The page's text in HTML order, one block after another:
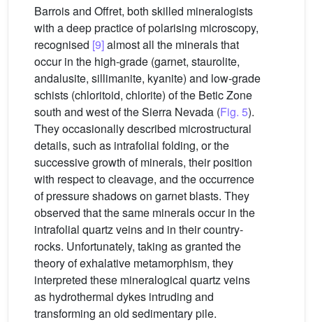
Barrois and Offret, both skilled mineralogists
with a deep practice of polarising microscopy,
recognised [9]almost all the minerals that
occur in the high-grade (garnet, staurolite,
andalusite, sillimanite, kyanite) and low-grade
schists (chloritoid, chlorite) of the Betic Zone
south and west of the Sierra Nevada (Fig. 5).
They occasionally described microstructural
details, such as intrafolial folding, or the
successive growth of minerals, their position
with respect to cleavage, and the occurrence
of pressure shadows on garnet blasts. They
observed that the same minerals occur in the
intrafolial quartz veins and in their country-
rocks. Unfortunately, taking as granted the
theory of exhalative metamorphism, they
interpreted these mineralogical quartz veins
as hydrothermal dykes intruding and
transforming an old sedimentary pile.